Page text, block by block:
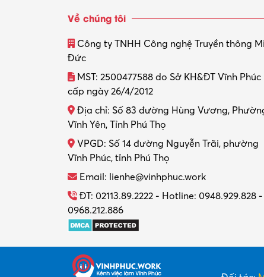
Về chúng tôi
Công ty TNHH Công nghệ Truyền thông
Đức
MST: 2500477588 do Sở KH&ĐT Vĩnh Phúc
cấp ngày 26/4/2012
Địa chỉ: Số 83 đường Hùng Vương,
Vĩnh Yên, Tỉnh Phú Thọ
VPGD: Số 14 đường Nguyễn Trãi, phường
Vĩnh Phúc, tỉnh Phú Thọ
Email: lienhe@vinhphuc.work
ĐT: 02113.89.2222 - Hotline: 0948.929.828 -
0968.212.886